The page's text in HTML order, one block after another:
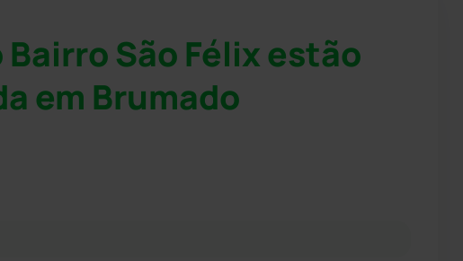
Bairro São Félix estão
em Brumado